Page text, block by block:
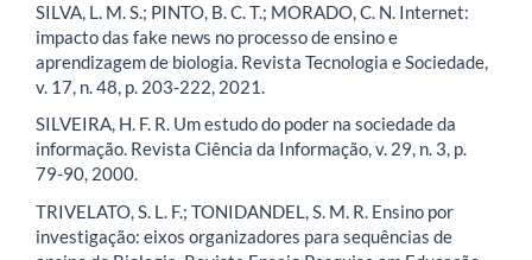
SILVA, L. M. S.; PINTO, B. C. T.; MORADO, C. N. Internet:
impacto das fake news no processo de ensino e
aprendizagem de biologia. Revista Tecnologia e Sociedade,
v. 17, n. 48, p. 203-222, 2021.
SILVEIRA, H. F. R. Um estudo do poder na sociedade da
informação. Revista Ciência da Informação, v. 29, n. 3, p.
79-90, 2000.
TRIVELATO, S. L. F.; TONIDANDEL, S. M. R. Ensino por
investigação: eixos organizadores para sequências de